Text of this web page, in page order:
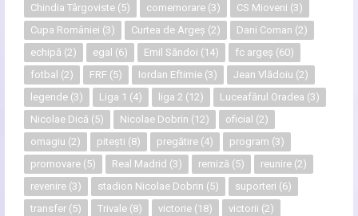
Chindia Târgoviste(5) comemorare(3) CS Mioveni (3)
Cupa României (3) Curtea de Argeș (2) Dani Coman (2)
echipă (2) egal (6) Emil Săndoi (14) fc argeș (60)
fotbal (2) FRF(5) Iordan Eftimie(3) Jean Vlădoiu (2)
legende(3) Liga 1 (4) liga 2 (12) Luceafărul Oradea (3)
Nicolae Dică (5) Nicolae Dobrin (12) oficial (2)
omagiu (2) pitești (8) pregătire(4) program (3)
promovare(5) Real Madrid (3) remiză (5) reunire(2)
revenire(3) stadion Nicolae Dobrin (5) suporteri (6)
transfer(5) Trivale(8) victorie(18) victorii (2)